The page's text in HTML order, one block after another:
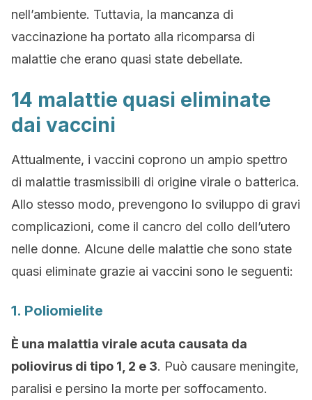
nell’ambiente. Tuttavia, la mancanza di
vaccinazione ha portato alla ricomparsa di
malattie che erano quasi state debellate.
14 malattie quasi eliminate
dai vaccini
Attualmente, i vaccini coprono un ampio spettro
di malattie trasmissibili di origine virale o batterica.
Allo stesso modo, prevengono lo sviluppo di gravi
complicazioni, come il cancro del collo dell’utero
nelle donne. Alcune delle malattie che sono state
quasi eliminate grazie ai vaccini sono le seguenti:
1. Poliomielite
È una malattia virale acuta causata da
poliovirus di tipo 1, 2 e 3. Può causare meningite,
paralisi e persino la morte per soffocamento.